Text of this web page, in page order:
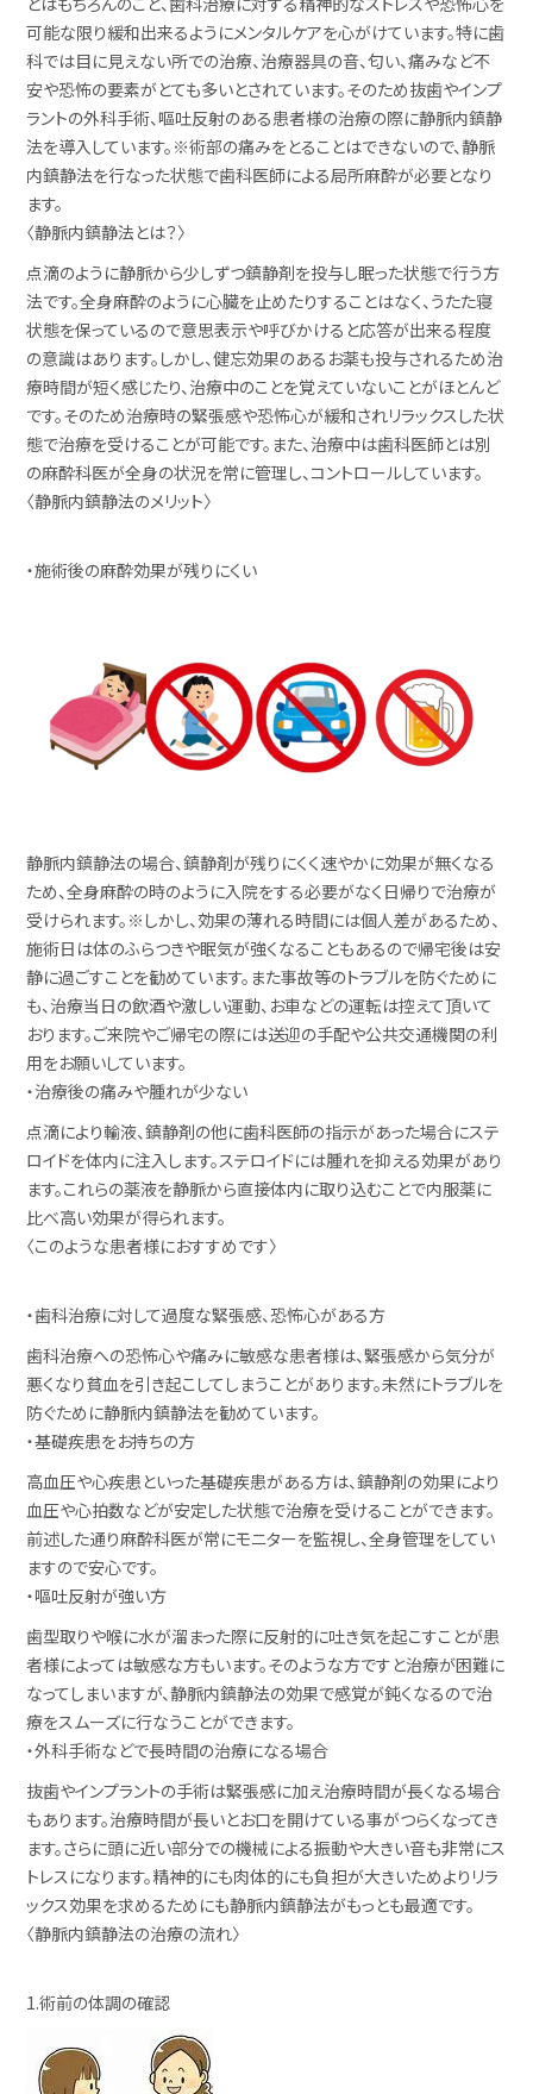
可能な限り緩和出来るようにメンタルケアを心がけています。特に歯
科では目に見えない所での治療、治療器具の音、匂い、痛みなど不
安や恐怖の要素がとても多いとされています。そのため抜歯やインプ
ラントの外科手術、嘔吐反射のある患者様の治療の際に静脈内鎮静
法を導入しています。 ※術部の痛みをとることはできないので、静脈
内鎮静法を行なった状態で歯科医師による局所麻酔が必要となり
ます。
〈静脈内鎮静法とは？〉
点滴のように静脈から少しずつ鎮静剤を投与し眠った状態で行う方
法です。全身麻酔のように心臓を止めたりすることはなく、うたた寝
状態を保っているので意思表示や呼びかけると応答が出来る程度
の意識はあります。しかし、健忘効果のあるお薬も投与されるため治
療時間が短く感じたり、治療中のことを覚えていないことがほとんど
です。そのため治療時の緊張感や恐怖心が緩和されリラックスした状
態で治療を受けることが可能です。 また、治療中は歯科医師とは別
の麻酔科医が全身の状況を常に管理し、コントロールしています。
〈静脈内鎮静法のメリット〉
・施術後の麻酔効果が残りにくい
静脈内鎮静法の場合、鎮静剤が残りにくく速やかに効果が無くなる
ため、全身麻酔の時のように入院をする必要がなく日帰りで治療が
受けられます。 ※しかし、効果の薄れる時間には個人差があるため、
施術日は体のふらつきや眠気が強くなることもあるので帰宅後は安
静に過ごすことを勧めています。 また事故等のトラブルを防ぐために
も、治療当日の飲酒や激しい運動、お車などの運転は控えて頂いて
おります。ご来院やご帰宅の際には送迎の手配や公共交通機関の利
用をお願いしています。
・治療後の痛みや腫れが少ない
点滴により輸液、鎮静剤の他に歯科医師の指示があった場合にステ
ロイドを体内に注入します。ステロイドには腫れを抑える効果があり
ます。これらの薬液を静脈から直接体内に取り込むことで内服薬に
比べ高い効果が得られます。
〈このような患者様におすすめです〉
・歯科治療に対して過度な緊張感、恐怖心がある方
歯科治療への恐怖心や痛みに敏感な患者様は、緊張感から気分が
悪くなり貧血を引き起こしてしまうことがあります。未然にトラブルを
防ぐために静脈内鎮静法を勧めています。
・基礎疾患をお持ちの方
高血圧や心疾患といった基礎疾患がある方は、鎮静剤の効果により
血圧や心拍数などが安定した状態で治療を受けることができます。
前述した通り麻酔科医が常にモニターを監視し、全身管理をしてい
ますので安心です。
・嘔吐反射が強い方
歯型取りや喉に水が溜まった際に反射的に吐き気を起こすことが患
者様によっては敏感な方もいます。そのような方ですと治療が困難に
なってしまいますが、静脈内鎮静法の効果で感覚が鈍くなるので治
療をスムーズに行なうことができます。
・外科手術などで長時間の治療になる場合
抜歯やインプラントの手術は緊張感に加え治療時間が長くなる場合
もあります。治療時間が長いとお口を開けている事がつらくなってき
ます。さらに頭に近い部分での機械による振動や大きい音も非常にス
トレスになります。精神的にも肉体的にも負担が大きいためよりリラ
ックス効果を求めるためにも静脈内鎮静法がもっとも最適です。
〈静脈内鎮静法の治療の流れ〉
1.術前の体調の確認